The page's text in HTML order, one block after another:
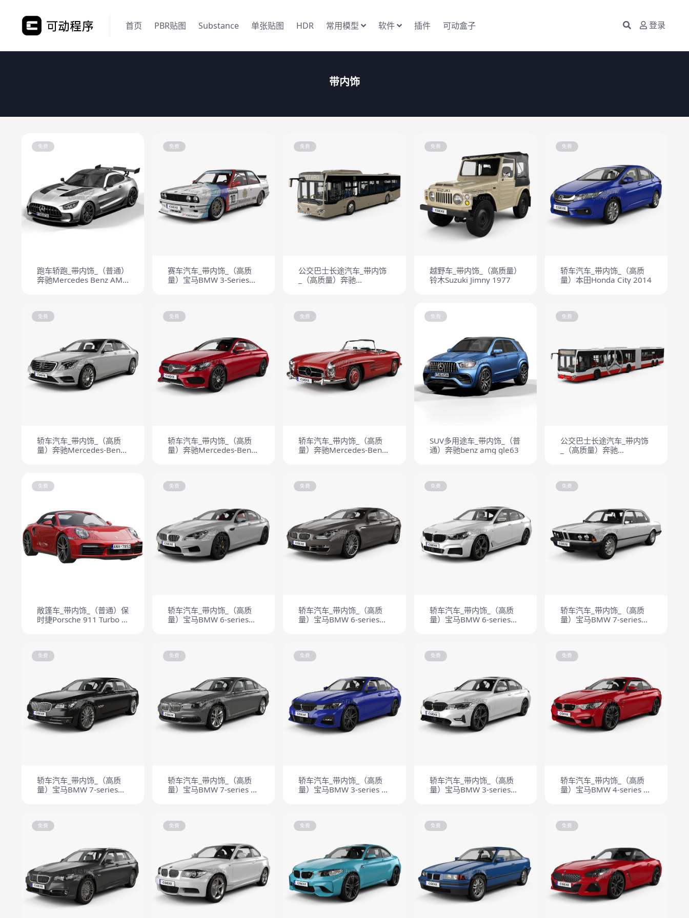
首页 PBR贴图 Substance 单张贴图 HDR 常用模型 软件 插件 可动盒子 登录
带内饰
免费
跑车轿跑_带内饰_（普通）
奔驰Mercedes Benz AMG
免费
赛车汽车_带内饰_（高质
量）宝马BMW 3-Series
免费
公交巴士长途汽车_带内饰
_（高质量）奔驰
免费
越野车_带内饰_（高质量）
铃木Suzuki Jimny 1977
免费
轿车汽车_带内饰_（高质
量）本田Honda City 2014
免费
轿车汽车_带内饰_（高质
量）奔驰Mercedes-Benz
免费
轿车汽车_带内饰_（高质
量）奔驰Mercedes-Benz
免费
轿车汽车_带内饰_（高质
量）奔驰Mercedes-Benz
免费
SUV多用途车_带内饰_（普
通）奔驰benz amg gle63
免费
公交巴士长途汽车_带内饰
_（高质量）奔驰
免费
敞篷车_带内饰_（普通）保
时捷Porsche 911 Turbo S
免费
轿车汽车_带内饰_（高质
量）宝马BMW 6-series
免费
轿车汽车_带内饰_（高质
量）宝马BMW 6-series
免费
轿车汽车_带内饰_（高质
量）宝马BMW 6-series
免费
轿车汽车_带内饰_（高质
量）宝马BMW 7-series
免费
轿车汽车_带内饰_（高质
量）宝马BMW 7-series
免费
轿车汽车_带内饰_（高质
量）宝马BMW 7-series Le
免费
轿车汽车_带内饰_（高质
量）宝马BMW 3-series M
免费
轿车汽车_带内饰_（高质
量）宝马BMW 3-series
免费
轿车汽车_带内饰_（高质
量）宝马BMW 4-series 敞
免费 免费 免费 免费 免费